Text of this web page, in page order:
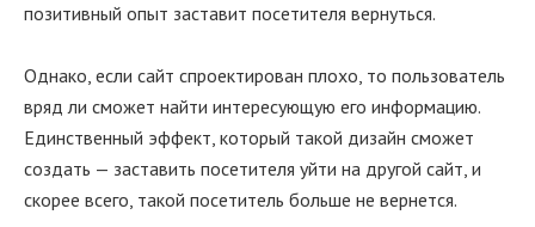
позитивный опыт заставит посетителя вернуться.
Однако, если сайт спроектирован плохо, то пользователь
вряд ли сможет найти интересующую его информацию.
Единственный эффект, который такой дизайн сможет
создать — заставить посетителя уйти на другой сайт, и
скорее всего, такой посетитель больше не вернется.